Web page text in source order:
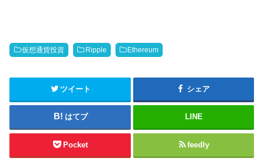
仮想通貨投資 Ripple Ethereum
ツイート シェア
はてブ LINE
Pocket feedly